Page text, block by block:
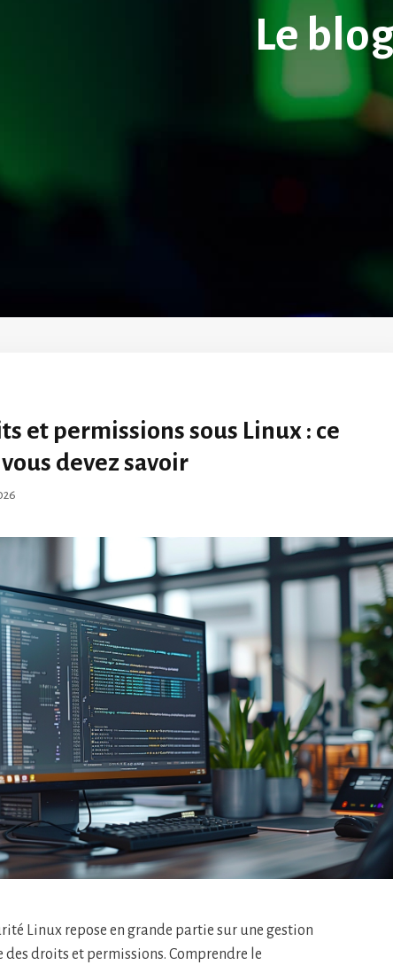
Le
et permissions sous Linux : ce
devez savoir
Linux repose en grande partie sur une gestion
des droits et permissions. Comprendre le